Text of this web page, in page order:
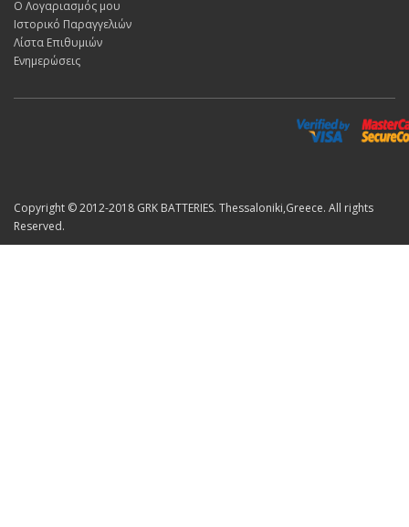
Ο Λογαριασμός μου
Ιστορικό Παραγγελιών
Λίστα Επιθυμιών
Ενημερώσεις
Copyright © 2012-2018 GRK BATTERIES. Thessaloniki,Greece. All rights
Reserved.